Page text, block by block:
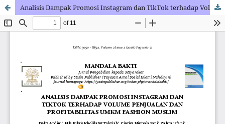
Analisis Dampak Promosi Instagram dan TikTok terhadap Volume Penjualan dan Profitabilitas UMKM Fashion Muslim